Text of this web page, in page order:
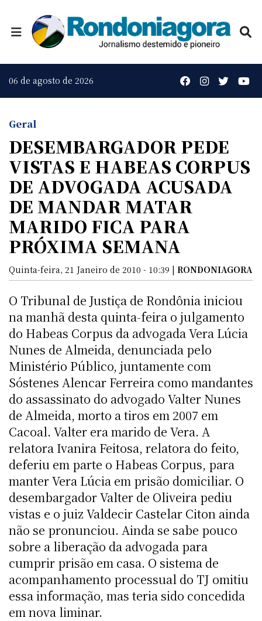
06 de agosto de 2026
Geral
DESEMBARGADOR PEDE
VISTAS E HABEAS CORPUS
DE ADVOGADA ACUSADA
DE MANDAR MATAR
MARIDO FICA PARA
PRÓXIMA SEMANA
Quinta-feira, 21 Janeiro de 2010 - 10:39 | RONDONIAGORA
O Tribunal de Justiça de Rondônia iniciou
na manhã desta quinta-feira o julgamento
do Habeas Corpus da advogada Vera Lúcia
Nunes de Almeida, denunciada pelo
Ministério Público, juntamente com
Sóstenes Alencar Ferreira como mandantes
do assassinato do advogado Valter Nunes
de Almeida, morto a tiros em 2007 em
Cacoal. Valter era marido de Vera. A
relatora Ivanira Feitosa, relatora do feito,
deferiu em parte o Habeas Corpus, para
manter Vera Lúcia em prisão domiciliar. O
desembargador Valter de Oliveira pediu
vistas e o juiz Valdecir Castelar Citon ainda
não se pronunciou. Ainda se sabe pouco
sobre a liberação da advogada para
cumprir prisão em casa. O sistema de
acompanhamento processual do TJ omitiu
essa informação, mas teria sido concedida
em nova liminar.